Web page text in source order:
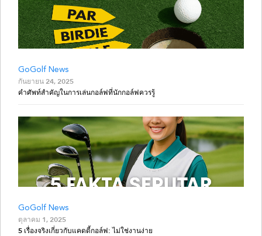
GoGolf News
กันยายน 24, 2025
คำศัพท์สำคัญในการเล่นกอล์ฟที่นักกอล์ฟควรรู้
GoGolf News
ตุลาคม 1, 2025
5 เรื่องจริงเกี่ยวกับแคดดี้กอล์ฟ: ไม่ใช่งานง่าย